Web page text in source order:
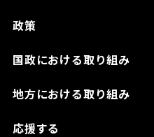
政策
国政における取り組み
地方における取り組み
応援する